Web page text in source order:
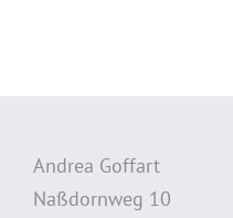
Andrea Goffart
Naßdornweg 10